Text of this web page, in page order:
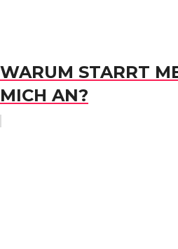
WARUM STARRT
MICH AN?